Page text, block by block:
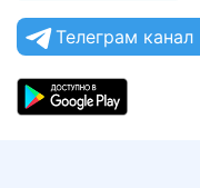
Телеграм канал